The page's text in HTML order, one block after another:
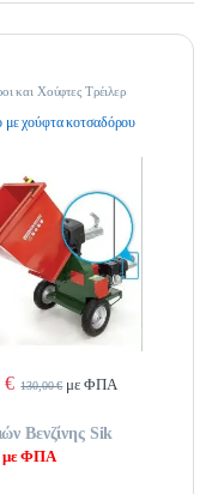
€ through 2.712,00
Οι επιλογές μπορούν να
και Χούφτες Τρέιλερ
χούφτα κοτσαδόρου
€ 130,00€με ΦΠΑ
Βενζίνης Sik
με ΦΠΑ